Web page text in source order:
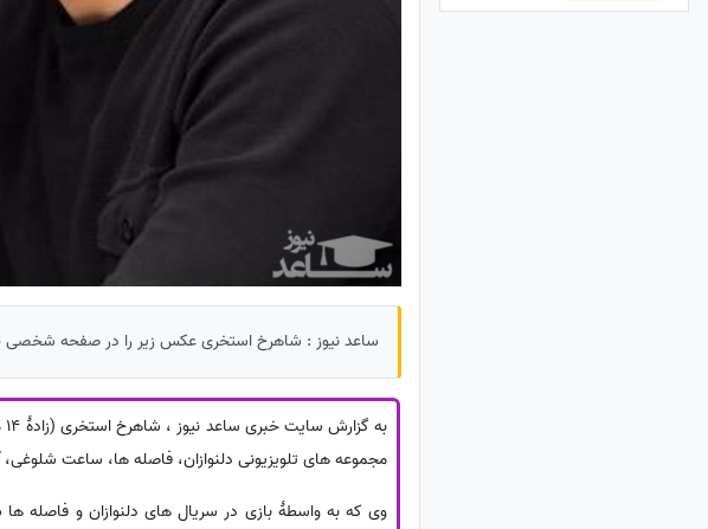
ساعد نیوز : شاهرخ استخری عکس زیر را در صفحه شخصی
مجموعه های تلویزیونی دلنوازان، فاصله ها، ساعت شلوغی،